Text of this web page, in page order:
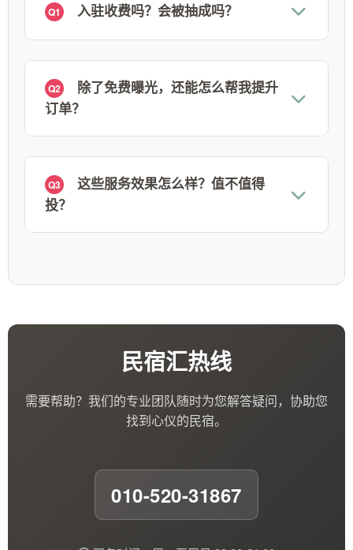
Q1 入驻收费吗？会被抽成吗？
Q2
除了免费曝光，还能怎么帮我提升
订单？
Q3
这些服务效果怎么样？值不值得
投？
民宿汇热线
需要帮助？我们的专业团队随时为您解答疑问，协助您
找到心仪的民宿。
010-520-31867